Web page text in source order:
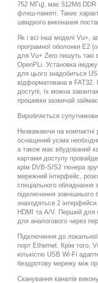
752 МГц), має 512Мб DDR
флеш-памяті. Таких
швидкого виконання
Як і всі інші моделі Vu+,
програмної оболонки E2
для Vu+ Zero пишуть такі
OpenPLi. Установка
для цього знадобиться
відформатована в FAT32.
доступі, їх можна
прошивки зазвичай
Виробляється
Незважаючи на
оснащений усіма
а також має вбудований
картами доступу
крім DVB-S/S2 тюнера
мережний інтерфейс,
спеціального
підключення
знаходяться 2
HDMI та A/V. Перший для
для аналогового через
Підключення до
порт Ethernet. Крім того,
кількістю USB Wi-Fi
бездротову мережу між
Сканування каналів